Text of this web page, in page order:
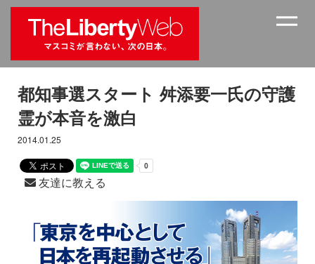
都知事選スタート 舛添要一氏の守護
霊が本音を激白
2014.01.25
友達に教える